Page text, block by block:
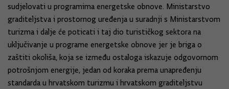
sudjelovati u programima energetske obnove. Ministarstvo
graditeljstva i prostornog uređenja u suradnji s Ministarstvom
turizma i dalje će poticati i taj dio turističkog sektora na
uključivanje u programe energetske obnove jer je briga o
zaštiti okoliša, koja se između ostaloga iskazuje odgovornom
potrošnjom energije, jedan od koraka prema unapređenju
standarda u hrvatskom turizmu i hrvatskom graditeljstvu